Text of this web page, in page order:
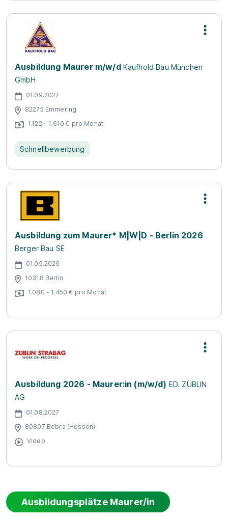
Ausbildung Maurer m/w/d Kaufhold Bau München
GmbH
01.09.2027
82275 Emmering
1.122 - 1.610 € pro Monat
Schnellbewerbung
Ausbildung zum Maurer* M|W|D - Berlin 2026
Berger Bau SE
01.09.2026
10318 Berlin
1.080 - 1.450 € pro Monat
Ausbildung 2026 - Maurer:in (m/w/d) ED. ZÜBLIN
AG
01.08.2027
80807 Bebra (Hessen)
Video
Ausbildungsplätze Maurer/in